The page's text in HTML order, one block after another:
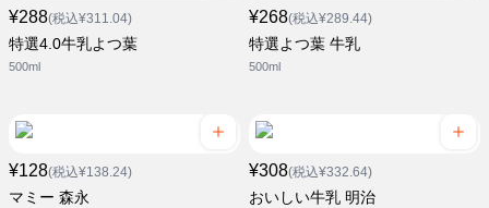
¥288(税込¥311.04)
特選4.0牛乳よつ葉
500ml
¥268(税込¥289.44)
特選よつ葉 牛乳
500ml
¥128(税込¥138.24)
マミー 森永
¥308(税込¥332.64)
おいしい牛乳 明治